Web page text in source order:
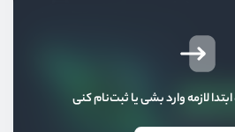
لازمه وارد بشی یا ثبت‌نام کنی